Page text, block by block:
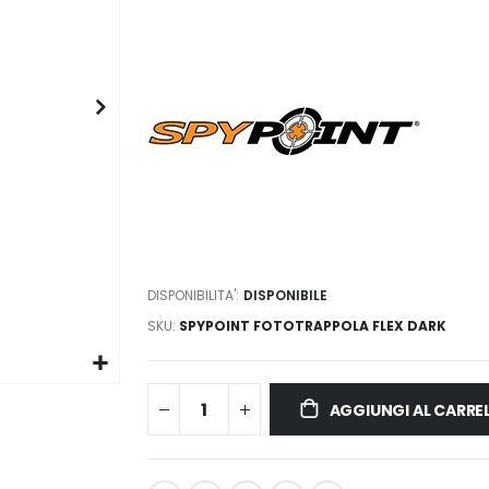
DISPONIBILITA': DISPONIBILE
SKU SPYPOINT FOTOTRAPPOLA FLEX DARK
AGGIUNGI AL